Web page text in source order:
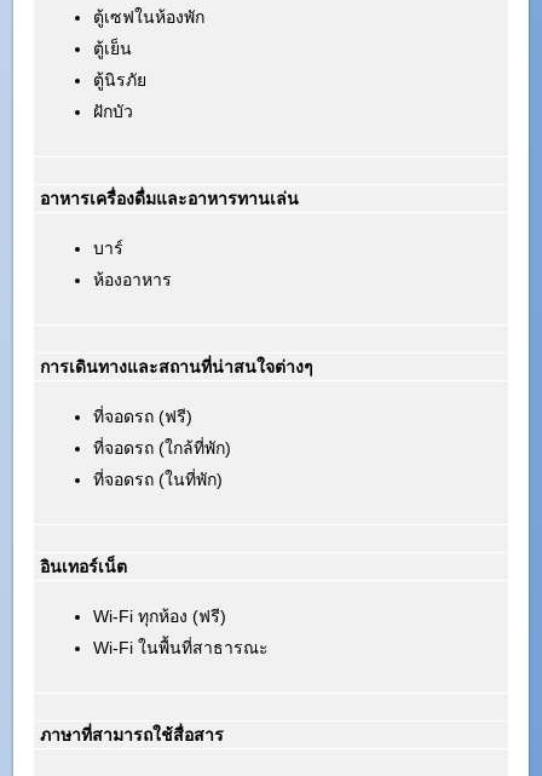
ตู้เซฟในห้องพัก
ตู้เย็น
ตู้นิรภัย
ฝักบัว
อาหารเครื่องดื่มและอาหารทานเล่น
บาร์
ห้องอาหาร
การเดินทางและสถานที่น่าสนใจต่างๆ
ที่จอดรถ (ฟรี)
ที่จอดรถ (ใกล้ที่พัก)
ที่จอดรถ (ในที่พัก)
อินเทอร์เน็ต
Wi-Fi ทุกห้อง (ฟรี)
Wi-Fi ในพื้นที่สาธารณะ
ภาษาที่สามารถใช้สื่อสาร